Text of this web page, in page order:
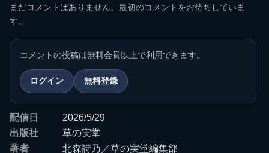
まだコメントはありません。最初のコメントをお待ちしていま
す。
コメントの投稿は無料会員以上で利用できます。
ログイン 無料登録
配信日
2026/5/29
出版社
草の実堂
著者
北森詩乃／草の実堂編集部